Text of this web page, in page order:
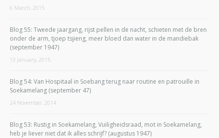
6 March, 2015
Blog 55: Tweede jaargang, rijst pellen in de nacht, schieten met de bren
onder de arm, tjoep tsjieng, meer bloed dan water in de mandiebak
(september 1947)
13 January, 2015
Blog 54: Van Hospitaal in Soebang terug naar routine en patrouille in
Soekamelang (september 47)
24 November, 2014
Blog 53: Rustig in Soekamelang, Vuiligheidsraad, mot in Soekamelang,
heb je liever niet dat ik alles schrijf? (augustus 1947)